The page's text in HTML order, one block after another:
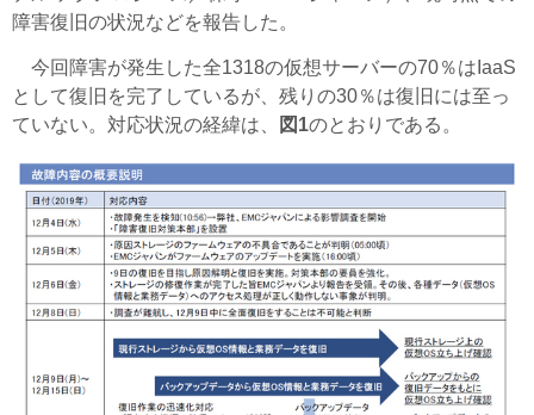
障害復旧の状況などを報告した。
今回障害が発生した全1318の仮想サーバーの70％はIaaS
として復旧を完了しているが、残りの30％は復旧には至っ
ていない。対応状況の経緯は、
図1のとおりである。